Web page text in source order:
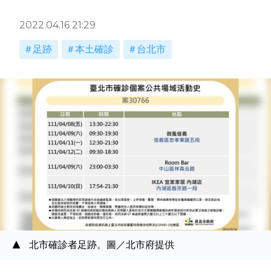
2022.04.16 21:29
足跡 本土確診 台北市
北市確診者足跡。圖／北市府提供